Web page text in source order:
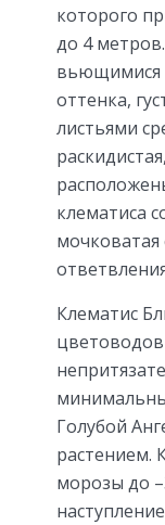
которого
до 4
вьющимися
оттенка,
листьями
клематиса
Клематис
цветоводов
Голубой
растением.
морозы до